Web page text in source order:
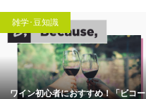
雑学･豆知識
ワイン初心者におすすめ！「ビコー